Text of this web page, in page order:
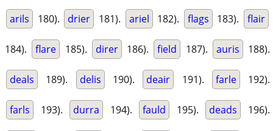
arils 180). drier 181). ariel 182). flags 183). flair
184). flare 185). direr 186). field 187). auris 188).
deals 189). delis 190). deair 191). farle 192).
farls 193). durra 194). fauld 195). deads 196).